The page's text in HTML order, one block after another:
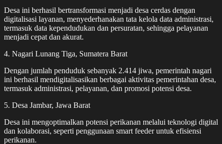
Desa ini berhasil bertransformasi menjadi desa cerdas dengan
digitalisasi layanan, menyederhanakan tata kelola data administrasi,
termasuk data kependudukan dan persuratan, sehingga pelayanan
menjadi cepat dan akurat.
4. Nagari Lunang Tiga, Sumatera Barat
Dengan jumlah penduduk sebanyak 2.414 jiwa, pemerintah nagari
ini berhasil mendigitalisasikan berbagai aktivitas pemerintahan desa,
termasuk administrasi, pelayanan, dan promosi potensi desa.
5. Desa Jambar, Jawa Barat
Desa ini mengoptimalkan potensi perikanan melalui teknologi digital
dan kolaborasi, seperti penggunaan smart feeder untuk efisiensi
perikanan.